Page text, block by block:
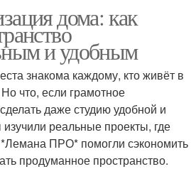
дома: как
и удобным
знакома каждому, кто живёт в
что, если грамотное
даже студию удобной и
реальные проекты, где
ПРО* помогли сэкономить
продуманное пространство.